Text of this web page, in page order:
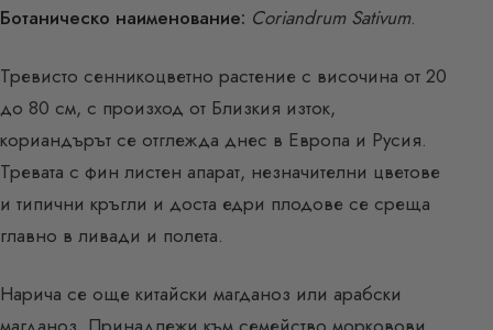
Ботаническо наименование: Coriandrum Sativum.
Тревисто сенникоцветно растение с височина от 20
до 80 см, с произход от Близкия изток,
кориандърът се отглежда днес в Европа и Русия.
Тревата с фин листен апарат, незначителни цветове
и типични кръгли и доста едри плодове се среща
главно в ливади и полета.
Нарича се още китайски магданоз или арабски